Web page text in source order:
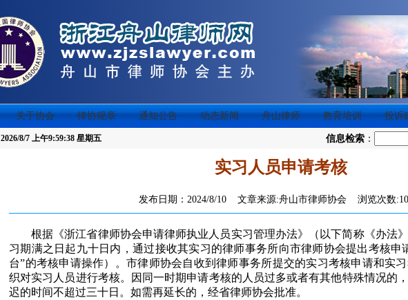
关于协会 律协规章 通知公告 动态新闻 舟山律师 教育培训 投诉
2026/8/7 上午9:59:38 星期五 信息检索 ：
实习人员申请考核
发布日期：2024/8/10 文章来源:舟山市律师协会 浏览次数
根据《浙江省律师协会申请律师执业人员实习管理办法》（以下简称《办法
习期满之日起九十日内，通过接收其实习的律师事务所向市律师协会提出考核申
台”的考核申请操作）。市律师协会自收到律师事务所提交的实习考核申请和实
织对实习人员进行考核。因同一时期申请考核的人员过多或者有其他特殊情况的
迟的时间不超过三十日。如需再延长的，经省律师协会批准。